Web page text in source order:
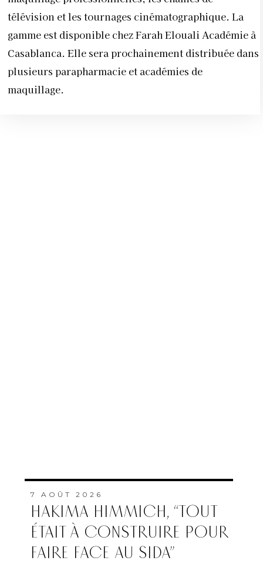
télévision et les tournages cinématographique. La
gamme est disponible chez Farah Elouali Académie à
Casablanca. Elle sera prochainement distribuée dans
plusieurs parapharmacie et académies de
maquillage.
7 AOÛT 2026
HAKIMA HIMMICH, “TOUT
ÉTAIT À CONSTRUIRE POUR
FAIRE FACE AU SIDA”